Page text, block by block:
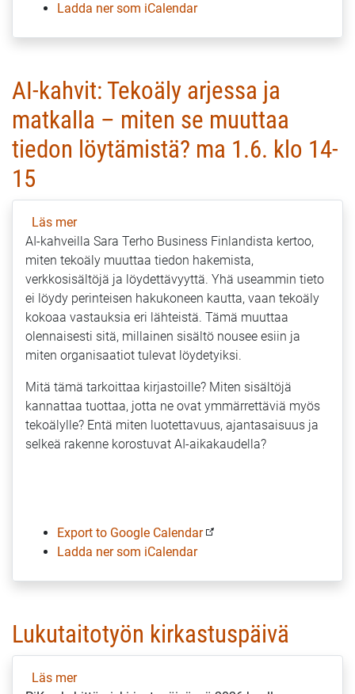
Ladda ner som iCalendar
AI-kahvit: Tekoäly arjessa ja
matkalla – miten se muuttaa
tiedon löytämistä? ma 1.6. klo 14-
15
Läs merom
AI-
kahvit:
Tekoäly
arjessa
ja
matkalla
–
se
muuttaa
tiedon
löytämistä?
14-
15
AI-kahveilla Sara Terho Business Finlandista kertoo,
miten tekoäly muuttaa tiedon hakemista,
verkkosisältöjä ja löydettävyyttä. Yhä useammin tieto
ei löydy perinteisen hakukoneen kautta, vaan tekoäly
kokoaa vastauksia eri lähteistä. Tämä muuttaa
olennaisesti sitä, millainen sisältö nousee esiin ja
miten organisaatiot tulevat löydetyiksi.
Mitä tämä tarkoittaa kirjastoille? Miten sisältöjä
kannattaa tuottaa, jotta ne ovat ymmärrettäviä myös
tekoälylle? Entä miten luotettavuus, ajantasaisuus ja
selkeä rakenne korostuvat AI-aikakaudella?
Export to Google Calendar
Ladda ner som iCalendar
Lukutaitotyön kirkastuspäivä
Läs merom